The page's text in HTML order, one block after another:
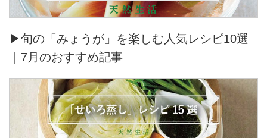
▶旬の「みょうが」を楽しむ人気レシピ10選
｜7月のおすすめ記事